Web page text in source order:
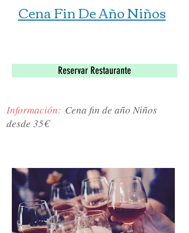
Cena Fin De Año Niños
Reservar Restaurante
Información: Cena fin de año Niños
desde 35€